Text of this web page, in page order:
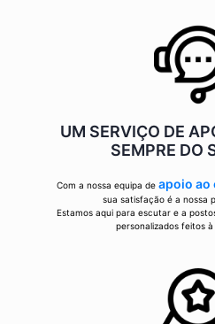
UM SERVIÇO DE
SEMPRE DO
Com a nossa equipa de apoio ao
sua satisfação é a nossa
Estamos aqui para escutar e a
personalizados feitos